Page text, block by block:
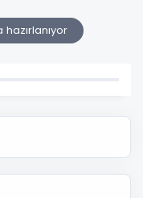
hazırlanıyor